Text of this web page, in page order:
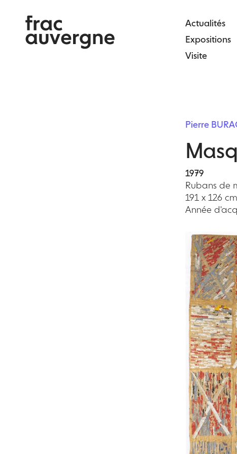
content
Actualités
Expositions
Visite
Pierre
1979
Rubans de
191 x 126 cm
Année